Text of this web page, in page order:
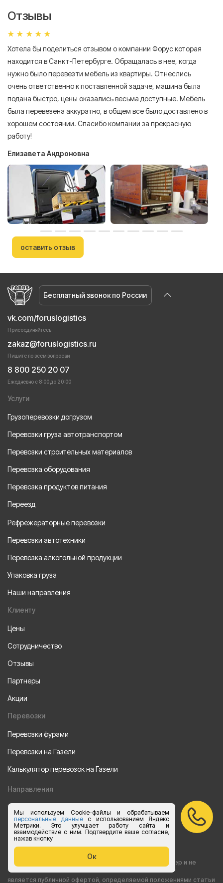
Мы используем Cookie-файлы и обрабатываем
персональные данныес использованием Яндекс
Метрики. Это улучшает работу сайта и
взаимодействие с ним. Подтвердите ваше согласие,
нажав кнопку
Ок
Отзывы
Хотела бы поделиться отзывом о компании Форус которая
находится в Санкт-Петербурге. Обращалась в нее, когда
нужно было перевезти мебель из квартиры. Отнеслись
очень ответственно к поставленной задаче, машина была
подана быстро, цены оказались весьма доступные. Мебель
была перевезена аккуратно, в общем все было доставлено в
хорошем состоянии. Спасибо компании за прекрасную
работу!
Елизавета Андроновна
оставить отзыв
Бесплатный звонок по России
vk.com/foruslogistics
Присоединяйтесь
zakaz@foruslogistics.ru
Пишите по всем вопросаи
8 800 250 20 07
Ежедневно с 8:00 до 20:00
Услуги
Грузоперевозки догрузом
Перевозки груза автотранспортом
Перевозки строительных материалов
Перевозка оборудования
Перевозка продуктов питания
Переезд
Рефрежераторные перевозки
Перевозки автотехники
Перевозка алкогольной продукции
Упаковка груза
Наши направления
Клиенту
Цены
Сотрудничество
Отзывы
Партнеры
Акции
Перевозки
Перевозки фурами
Перевозки на Газели
Калькулятор перевозок на Газели
Направления
Из Санкт-Петербурга
Из Москвы
Информация на сайте носит ознакомительный характер и не
является публичной офертой, определяемой положениями статьи